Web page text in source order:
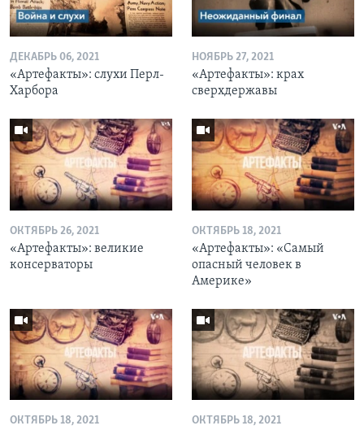
ДЕКАБРЬ 06, 2021
«Артефакты»: слухи Перл-
Харбора
НОЯБРЬ 27, 2021
«Артефакты»: крах
сверхдержавы
ОКТЯБРЬ 26, 2021
«Артефакты»: великие
консерваторы
ОКТЯБРЬ 18, 2021
«Артефакты»: «Самый
опасный человек в
Америке»
ОКТЯБРЬ 18, 2021 ОКТЯБРЬ 18, 2021